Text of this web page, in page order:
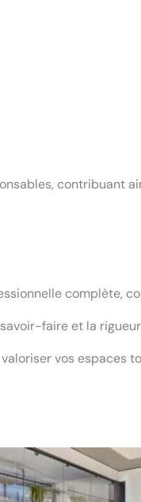
contribuant
complète,
faire et la
vos